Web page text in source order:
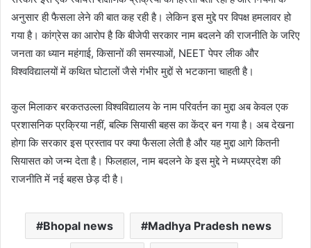
अनुसार ही फैसला लेने की बात कह रही है। लेकिन इस मुद्दे पर विपक्ष हमलावर हो
गया है। कांग्रेस का आरोप है कि बीजेपी सरकार नाम बदलने की राजनीति के जरिए
जनता का ध्यान महंगाई, किसानों की समस्याओं, NEET पेपर लीक और
विश्वविद्यालयों में कथित घोटालों जैसे गंभीर मुद्दों से भटकाना चाहती है।
कुल मिलाकर बरकतउल्ला विश्वविद्यालय के नाम परिवर्तन का मुद्दा अब केवल एक
प्रशासनिक प्रक्रिया नहीं, बल्कि सियासी बहस का केंद्र बन गया है। अब देखना
होगा कि सरकार इस प्रस्ताव पर क्या फैसला लेती है और यह मुद्दा आगे कितनी
सियासत को जन्म देता है। फिलहाल, नाम बदलने के इस मुद्दे ने मध्यप्रदेश की
राजनीति में नई बहस छेड़ दी है।
Bhopal news Madhya Pradesh news